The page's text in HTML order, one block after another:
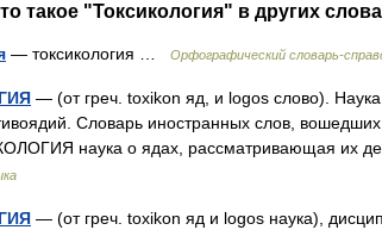
такое "Токсикология" в других
— токсикология … Орфографический словарь-
— (от греч. toxikon яд, и logos слово).
Словарь иностранных слов, вошедших
наука о ядах, рассматривающая их
— (от греч. toxikon яд и logos наука),